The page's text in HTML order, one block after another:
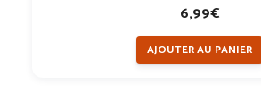
u
r
5
6,99€
AJOUTER AU PANIER